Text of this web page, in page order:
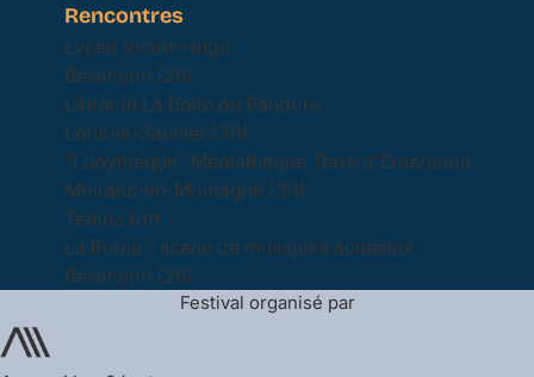
Rencontres
Lycée Victor-Hugo
Besançon (25)
Librairie La Boîte de Pandore
Lons-le-Saunier (39)
"Ludythèque" Médiathèque Terre d'Emeraude
Moirans-en-Montagne (39)
Temps fort
La Rodia - scène de musiques actuelles
Besançon (25)
Festival organisé par